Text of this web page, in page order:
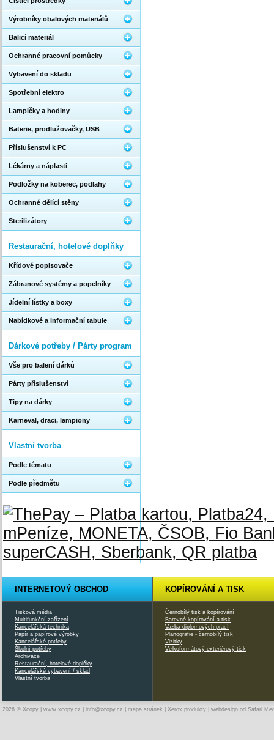
Výrobníky obalových materiálů
Balicí materiál
Ochranné pracovní pomůcky
Vybavení do skladu
Spotřební elektro
Lampičky a hodiny
Baterie, prodlužovačky, USB
Příslušenství k PC
Lékárny a náplasti
Podložky na koberec, podlahy
Ochranné dělící stěny
Sterilizátory
Restaurační, hotelové doplňky
Křídové popisovače
Zábranové systémy a popelníky
Jídelní lístky a boxy
Nabídkové a informační tabule
Dárkové potřeby / Párty program
Vše pro balení dárků
Párty příslušenství
Tipy na dárky
Karneval, draci, lampiony
Vlastní tvorba
Podle tématu
Podle předmětu
INTERNETOVÝ OBCHOD
Tisková média
Multifunkční zařízení
Kancelářská technika
Papír a papírové výrobky
Kancelářské potřeby
Školní potřeby
Archivace
Restaurační, hotelové doplňky
Kancelářské vybavení / sklad
Vlastní tvorba
KOPÍROVÁNÍ A TISK
Černobílý tisk a kopírování
Barevné kopírování a tisk
Vazba diplomových prací
Planografie - černobílý tisk
Vizitky
Velkoformátový exteriérový tisk
2026 © Xcopy | www.xcopy.cz info@xcopy.cz mapa stránek Xerox produkty | webdesign od Safari